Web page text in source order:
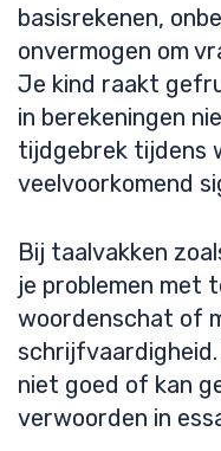
basisrekenen,
onvermogen om
Je kind raakt
in berekeningen
tijdgebrek tijdens
veelvoorkomend
Bij taalvakken
je problemen met
woordenschat of
niet goed of kan
verwoorden in